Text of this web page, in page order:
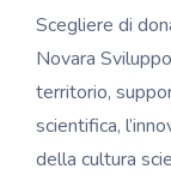
Scegliere di
Novara
territorio,
scientifica,
della cultura